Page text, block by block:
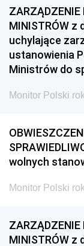
ZARZĄDZENIE
MINISTRÓW z
uchylające
ustanowienia
Ministrów do
Monitor Polski
wolnych
Monitor Polski
ZARZĄDZENIE
MINISTRÓW z